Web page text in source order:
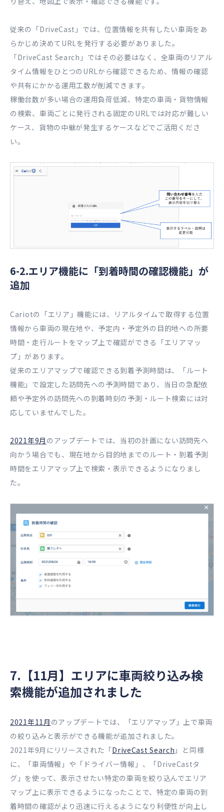
従来の「DriveCast」では、位置情報を共有したい車両をあ
らかじめ決めてURLを発行する必要がありました。
「DriveCast Search」ではその必要はなく、全車両のリアル
タイム情報をひとつのURLから確認できるため、情報の確認
や共有にかかる運用工数が削減できます。
稼働台数が多い場合の運用負荷低減、特定の車両・貨物情報
の検索、車両ごとに発行される固定のURLでは対応が難しい
ケース、貨物の中継が発生するケースなどでご活用くださ
い。
6-2.エリア機能に「到着時間の確認機能」が
追加
Cariotの「エリア」機能には、リアルタイムで取得する位置
情報から車両の現在地や、予定内・予定外の目的地への所要
時間・走行ルートをマップ上で確認ができる「エリアマッ
プ」があります。
従来のエリアマップで確認できる到着予測時間は、「ルート
機能」で設定した訪問先への予測時間であり、当日の急配依
頼や予定外の訪問先への到着時刻の予測・ルート検索には対
応していませんでした。
2021年9月 のアップデートでは、当初の計画にない訪問先へ
向かう場合でも、現在地から目的地までのルート・到着予測
時間をエリアマップ上で検索・表示できるようになりまし
た。
7.【11月】エリアに車両絞り込み検
索機能が追加されました
2021年11月 のアップデートでは、「エリアマップ」上で車両
の絞り込みと表示ができる機能が追加されました。
2021年9月にリリースされた「DriveCast Search 」と同様
に、「車両情報」や「ドライバー情報」、「DriveCastタ
グ」を使って、表示させたい特定の車両を絞り込んでエリア
マップ上に表示できるようになったことで、特定の車両の到
着時間の確認がより迅速に行えるようになり利便性が向上し